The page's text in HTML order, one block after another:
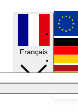
Français